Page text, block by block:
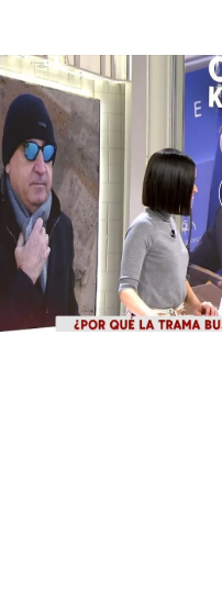
Novedades del sumario sobre el